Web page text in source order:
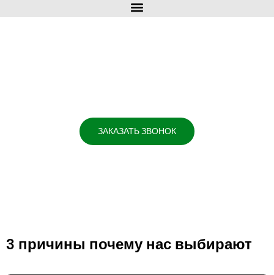
ЗАКАЗАТЬ ЗВОНОК
3 причины почему нас выбирают